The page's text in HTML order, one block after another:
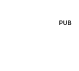
PUB